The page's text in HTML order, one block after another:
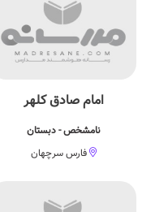
امام صادق کلهر
نامشخص - دبستان
فارس سرچهان